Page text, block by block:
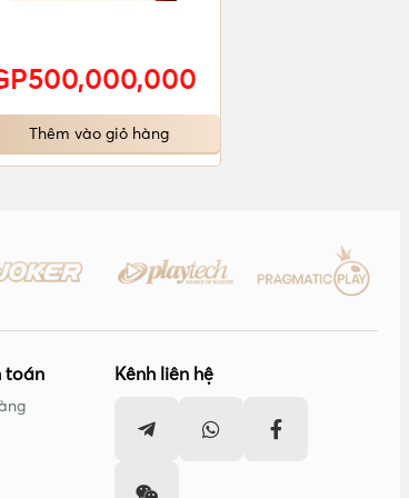
Thêm vào giỏ hàng
toán Kênh liên hệ